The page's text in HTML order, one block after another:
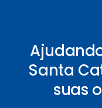
Santa
suas